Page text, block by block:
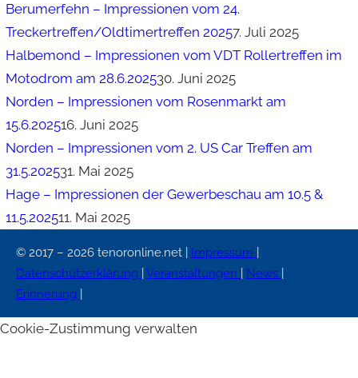
Berumerfehn – Impressionen vom 24.
Treckertreffen/Oldtimertreffen 20257. Juli 2025
Halbemond – Impressionen vom VDT Rollertreffen im
Motodrom am 28.6.202530. Juni 2025
Norden – Impressionen vom Rosenmarkt am
15.6.202516. Juni 2025
Norden – Impressionen vom 2. US Car Treffen am
31.5.202531. Mai 2025
Hage – Impressionen der Gewerbeschau am 10.5 &
11.5.202511. Mai 2025
© 2017 – 2026 tenoronline.net | Impressum
Datenschutzerklärung
Veranstaltungen News
Erinnerung
Cookie-Zustimmung verwalten